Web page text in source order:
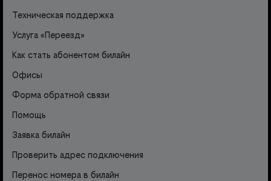
Техническая поддержка
Услуга «Переезд»
Как стать абонентом билайн
Офисы
Форма обратной связи
Помощь
Заявка билайн
Проверить адрес подключения
Перенос номера в билайн